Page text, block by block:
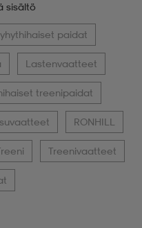
sisältö
paidat
Lastenvaatteet
treenipaidat
RONHILL
Treenivaatteet